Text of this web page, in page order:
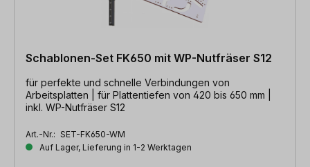
Schablonen-Set FK650 mit WP-Nutfräser S12
für perfekte und schnelle Verbindungen von
Arbeitsplatten | für Plattentiefen von 420 bis 650 mm |
inkl. WP-Nutfräser S12
Art.-Nr.: SET-FK650-WM
Auf Lager, Lieferung in 1-2 Werktagen